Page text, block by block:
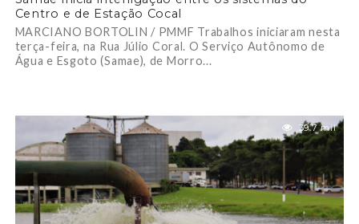
Centro e de Estação Cocal
MARCIANO BORTOLIN / PMMF Trabalhos iniciaram nesta
terça-feira, na Rua Júlio Coral. O Serviço Autônomo de
Água e Esgoto (Samae), de Morro...
39.7 mil